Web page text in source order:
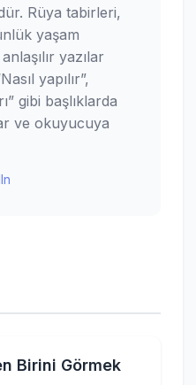
Rüya tabirleri,
yaşam
yazılar
yapılır”,
gibi başlıklarda
ve okuyucuya
Birini Görmek